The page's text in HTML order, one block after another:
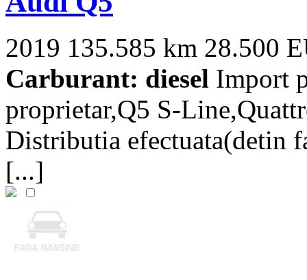
2019 135.585 km 28.500
Carburant: diesel Import
proprietar,Q5 S-
Distributia efectuata(detin
[...]